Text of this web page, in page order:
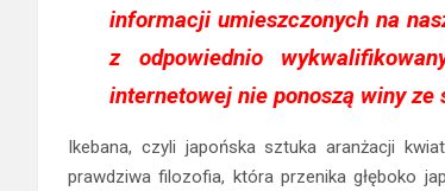
informacji umieszczonych na
z odpowiednio
internetowej nie ponoszą winy
Ikebana, czyli japońska sztuka aranżacji
prawdziwa filozofia, która przenika głęboko